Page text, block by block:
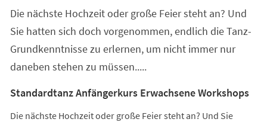
Die nächste Hochzeit oder große Feier steht an? Und
Sie hatten sich doch vorgenommen, endlich die Tanz-
Grundkenntnisse zu erlernen, um nicht immer nur
daneben stehen zu müssen.....
Standardtanz Anfängerkurs Erwachsene Workshops
Die nächste Hochzeit oder große Feier steht an? Und Sie